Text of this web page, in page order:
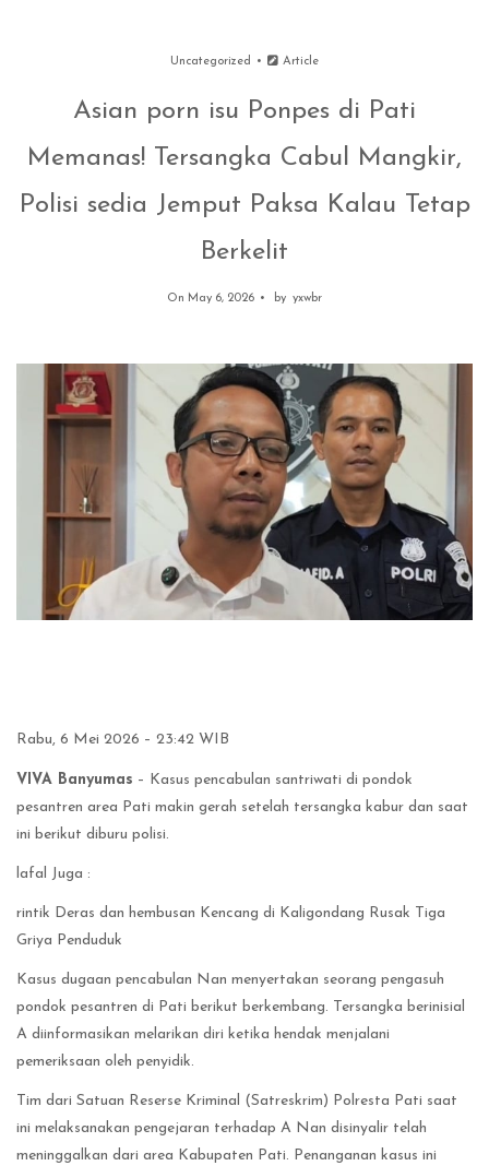
Uncategorized Article
Asian porn isu Ponpes di Pati
Memanas! Tersangka Cabul Mangkir,
Polisi sedia Jemput Paksa Kalau Tetap
Berkelit
On May 6, 2026 by yxwbr
Rabu, 6 Mei 2026 – 23:42 WIB
VIVA Banyumas – Kasus pencabulan santriwati di pondok
pesantren area Pati makin gerah setelah tersangka kabur dan saat
ini berikut diburu polisi.
lafal Juga :
rintik Deras dan hembusan Kencang di Kaligondang Rusak Tiga
Griya Penduduk
Kasus dugaan pencabulan Nan menyertakan seorang pengasuh
pondok pesantren di Pati berikut berkembang. Tersangka berinisial
A diinformasikan melarikan diri ketika hendak menjalani
pemeriksaan oleh penyidik.
Tim dari Satuan Reserse Kriminal (Satreskrim) Polresta Pati saat
ini melaksanakan pengejaran terhadap A Nan disinyalir telah
meninggalkan dari area Kabupaten Pati. Penanganan kasus ini